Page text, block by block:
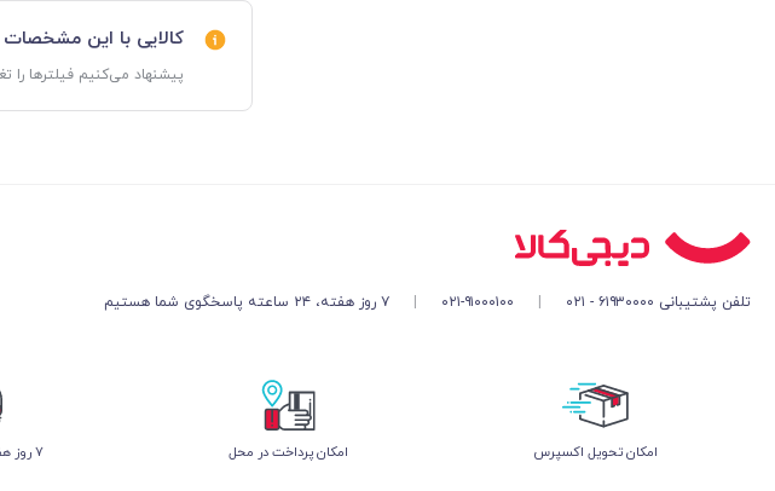
کالایی با این مشخصات
پیشنهاد می‌کنیم فیلترها را
تلفن پشتیبانی ۶۱۹۳۰۰۰۰ - ۰۲۱ ۰۲۱-۹۱۰۰۰۱۰۰ ۷ روز هفته، ۲۴ ساعته پاسخگوی شما هستیم
اﻣﮑﺎن ﺗﺤﻮﯾﻞ اﮐﺴﭙﺮس امکان پرداخت در محل ۷ روز ﻫﻔﺘﻪ، ۲۴ ﺳﺎﻋﺘﻪ